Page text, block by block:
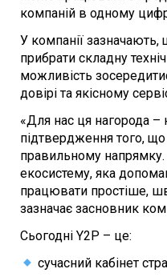
компаній в одному
У компанії зазначають,
прибрати складну
можливість
довірі та якісному
«Для нас ця нагорода –
підтвердження того,
правильному
екосистему, яка
працювати простіше,
зазначає засновник
Сьогодні Y2P – це:
сучасний кабінет